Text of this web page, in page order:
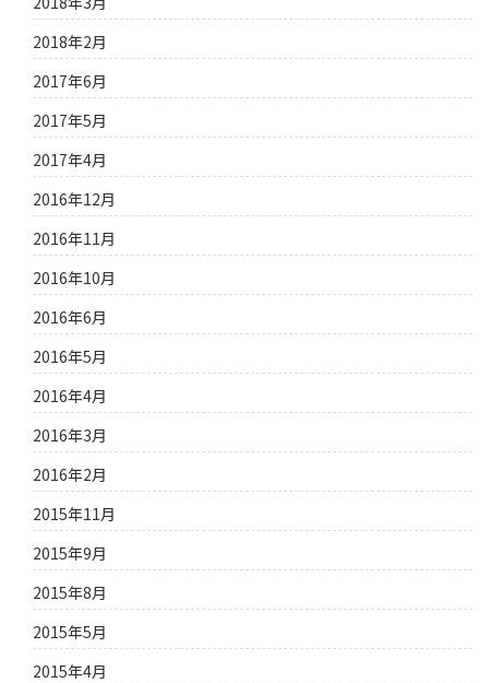
2018年2月
2017年6月
2017年5月
2017年4月
2016年12月
2016年11月
2016年10月
2016年6月
2016年5月
2016年4月
2016年3月
2016年2月
2015年11月
2015年9月
2015年8月
2015年5月
2015年4月